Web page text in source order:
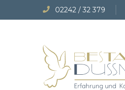
02242 / 32 379